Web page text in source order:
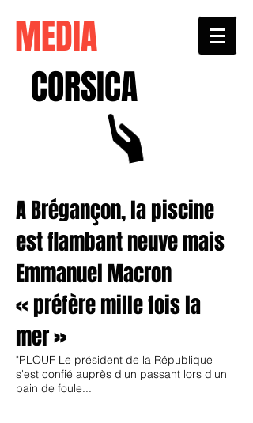
MEDIA
CORSICA
A Brégançon, la piscine
est flambant neuve mais
Emmanuel Macron
« préfère mille fois la
mer »
"PLOUF Le président de la République
s'est confié auprès d'un passant lors d'un
bain de foule...